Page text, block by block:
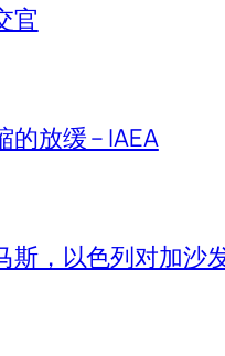
官
放缓 – IAEA
斯，以色列对加沙